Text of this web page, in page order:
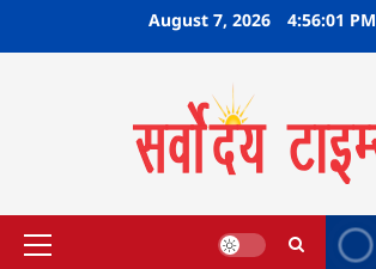
August 7, 2026 4:56:01 PM
Primary